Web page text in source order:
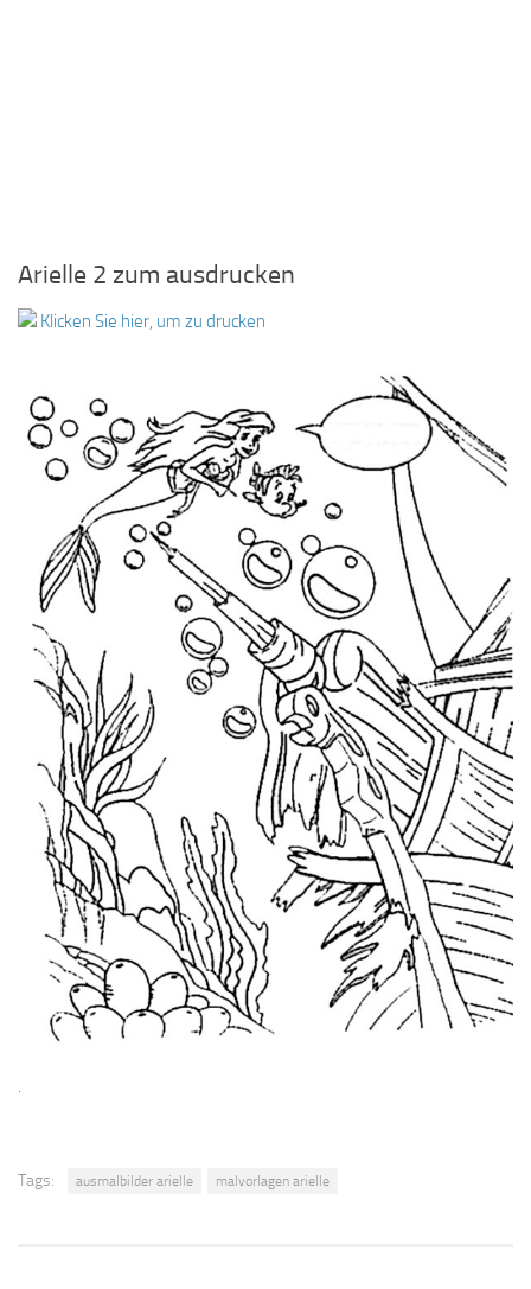
Arielle 2 zum ausdrucken
Klicken Sie hier, um zu drucken
Tags: ausmalbilder arielle malvorlagen arielle